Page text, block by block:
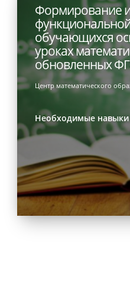
Формирование
обучающихся
уроках
обновленных
Центр математического
Необходимые навыки